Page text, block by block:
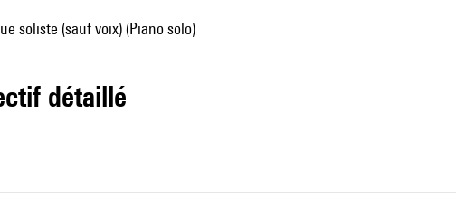
soliste (sauf voix) (Piano solo)
détaillé